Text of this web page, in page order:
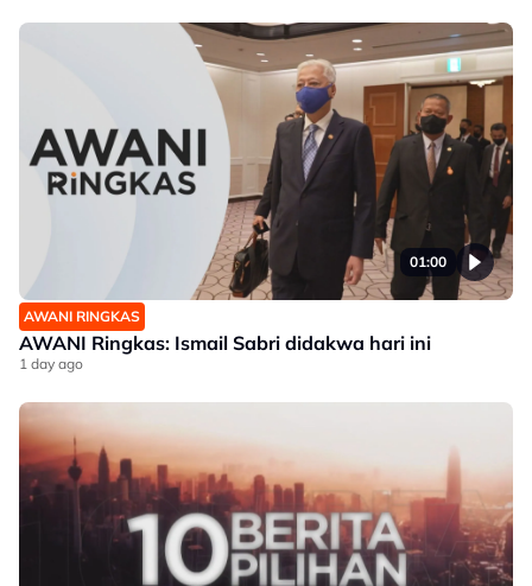
01:00
AWANI RINGKAS
AWANI Ringkas: Ismail Sabri didakwa hari ini
1 day ago